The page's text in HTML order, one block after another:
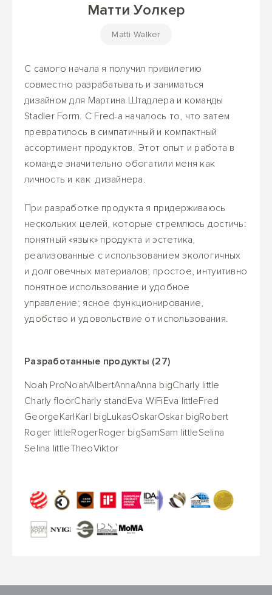
Матти Уолкер
Matti Walker
С самого начала я получил привилегию
совместно разрабатывать и заниматься
дизайном для Мартина Штадлера и команды
Stadler Form. С Fred-а началось то, что затем
превратилось в симпатичный и компактный
ассортимент продуктов. Этот опыт и работа в
команде значительно обогатили меня как
личность и как дизайнера.
При разработке продукта я придерживаюсь
нескольких целей, которые стремлюсь достичь:
понятный «язык» продукта и эстетика,
реализованные с использованием экологичных
и долговечных материалов; простое, интуитивно
понятное использование и удобное
управление; ясное функционирование,
удобство и удовольствие от использования.
Разработанные продукты (27)
Noah ProNoahAlbertAnnaAnna bigCharly little
Charly floorCharly standEva WiFiEva littleFred
GeorgeKarlKarl bigLukasOskarOskar bigRobert
Roger littleRogerRoger bigSamSam littleSelina
Selina littleTheoViktor